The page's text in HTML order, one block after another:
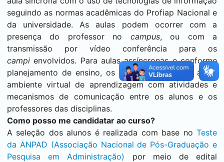
seguindo as normas acadêmicas do Profiap Nacional e
da universidade. As aulas podem ocorrer com a
presença do professor no campus, ou com a
transmissão por vídeo conferência para os
campi envolvidos. Para aulas assíncronas e conforme
planejamento de ensino, os alunos têm acesso a um
ambiente virtual de aprendizagem com atividades e
mecanismos de comunicação entre os alunos e os
professores das disciplinas.
Como posso me candidatar ao curso?
A seleção dos alunos é realizada com base no Teste
da ANPAD (Associação Nacional de Pós-Graduação e
Pesquisa em Administração)
por meio de edital